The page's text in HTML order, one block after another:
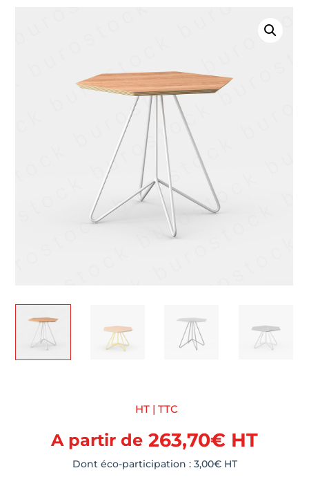
HT | TTC
A partir de 263,70€ HT
Dont éco-participation : 3,00€HT